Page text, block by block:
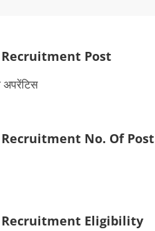
Recruitment Post
अपरेंटिस
Recruitment No. Of Post
Recruitment Eligibility